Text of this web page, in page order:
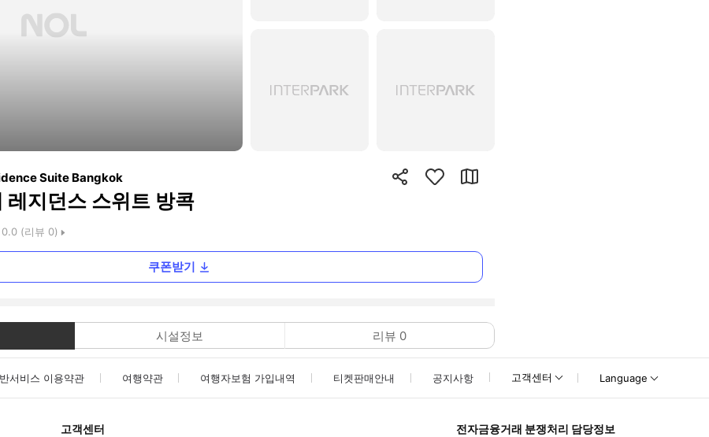
Suite Bangkok
레지던스 스위트 방콕
0.0 (리뷰 0)
쿠폰받기
시설정보 리뷰 0
서비스 이용약관 여행약관 여행자보험 가입내역 티켓판매안내 공지사항 고객센터 Language
고객센터 전자금융거래 분쟁처리 담당정보